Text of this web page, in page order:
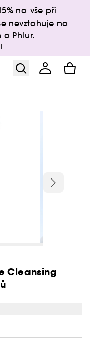
na vše při
nevztahuje na
a Phlur.
Cleansing